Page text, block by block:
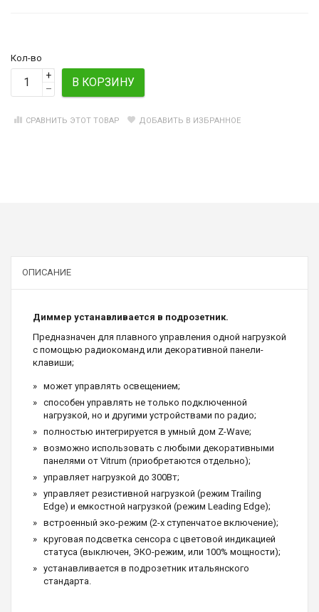
Кол-во
+
–
В КОРЗИНУ
СРАВНИТЬ ЭТОТ ТОВАР ДОБАВИТЬ В ИЗБРАННОЕ
ОПИСАНИЕ
Диммер устанавливается в подрозетник.
Предназначен для плавного управления одной нагрузкой
с помощью радиокоманд или декоративной панели-
клавиши;
может управлять освещением;
способен управлять не только подключенной
нагрузкой, но и другими устройствами по радио;
полностью интегрируется в умный дом Z-Wave;
возможно использовать с любыми декоративными
панелями от Vitrum (приобретаются отдельно);
управляет нагрузкой до 300Вт;
управляет резистивной нагрузкой (режим Trailing
Edge) и емкостной нагрузкой (режим Leading Edge);
встроенный эко-режим (2-х ступенчатое включение);
круговая подсветка сенсора с цветовой индикацией
статуса (выключен, ЭКО-режим, или 100% мощности);
устанавливается в подрозетник итальянского
стандарта.